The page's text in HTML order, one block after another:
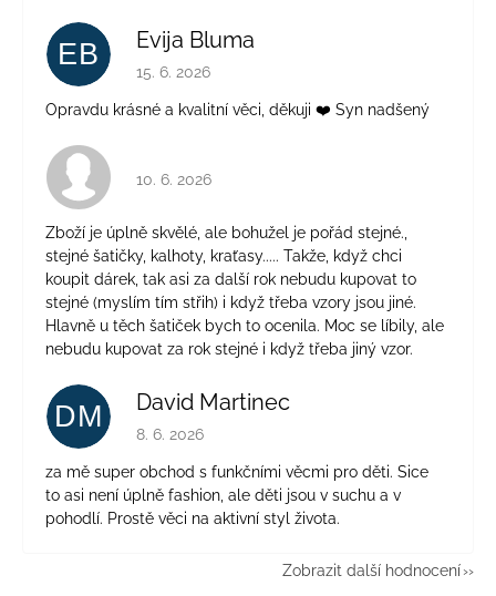
EB Evija Bluma
Hodnocení obchodu je 5 z 5 hvězdiček.
15. 6. 2026
Opravdu krásné a kvalitní věci, děkuji ❤️ Syn nadšený
Hodnocení obchodu je 4 z 5 hvězdiček.
10. 6. 2026
Zboží je úplně skvělé, ale bohužel je pořád stejné.,
stejné šatičky, kalhoty, kraťasy..... Takže, když chci
koupit dárek, tak asi za další rok nebudu kupovat to
stejné (myslím tím střih) i když třeba vzory jsou jiné.
Hlavně u těch šatiček bych to ocenila. Moc se líbily, ale
nebudu kupovat za rok stejné i když třeba jiný vzor.
DM David Martinec
Hodnocení obchodu je 5 z 5 hvězdiček.
8. 6. 2026
za mě super obchod s funkčními věcmi pro děti. Sice
to asi není úplně fashion, ale děti jsou v suchu a v
pohodlí. Prostě věci na aktivní styl života.
Zobrazit další hodnocení